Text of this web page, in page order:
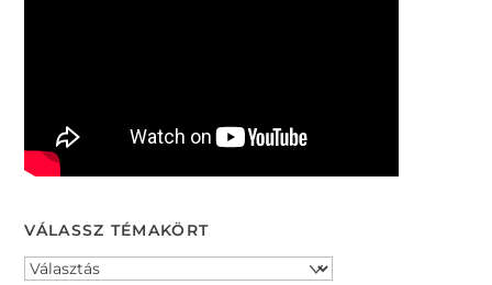
VÁLASSZ TÉMAKÖRT